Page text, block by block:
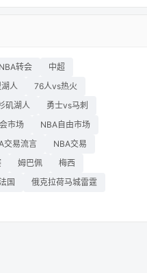
NBA转会
中超
人
76人vs热火
矶湖人
勇士vs马刺
市场
NBA自由市场
交易流言
NBA交易
姆巴佩
梅西
法国
俄克拉荷马城雷霆